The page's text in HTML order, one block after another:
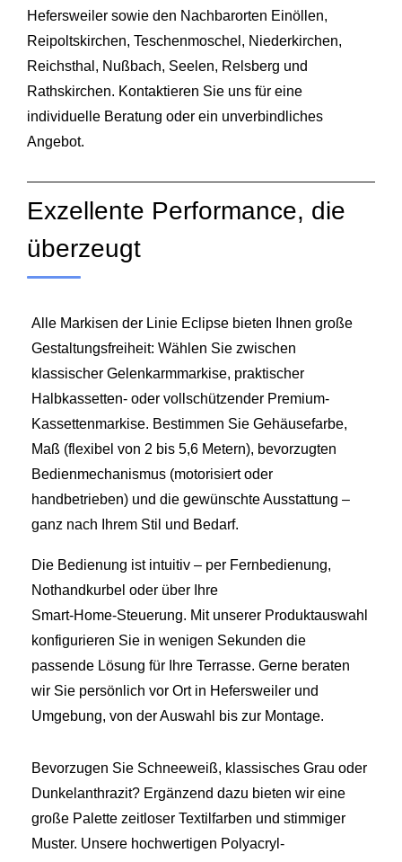
Hefersweiler sowie den Nachbarorten Einöllen,
Reipoltskirchen, Teschenmoschel, Niederkirchen,
Reichsthal, Nußbach, Seelen, Relsberg und
Rathskirchen. Kontaktieren Sie uns für eine
individuelle Beratung oder ein unverbindliches
Angebot.
Exzellente Performance, die
überzeugt
Alle Markisen der Linie Eclipse bieten Ihnen große
Gestaltungsfreiheit: Wählen Sie zwischen
klassischer Gelenkarmmarkise, praktischer
Halbkassetten- oder vollschützender Premium-
Kassettenmarkise. Bestimmen Sie Gehäusefarbe,
Maß (flexibel von 2 bis 5,6 Metern), bevorzugten
Bedienmechanismus (motorisiert oder
handbetrieben) und die gewünschte Ausstattung –
ganz nach Ihrem Stil und Bedarf.
Die Bedienung ist intuitiv – per Fernbedienung,
Nothandkurbel oder über Ihre
Smart‑Home‑Steuerung. Mit unserer Produktauswahl
konfigurieren Sie in wenigen Sekunden die
passende Lösung für Ihre Terrasse. Gerne beraten
wir Sie persönlich vor Ort in Hefersweiler und
Umgebung, von der Auswahl bis zur Montage.
Bevorzugen Sie Schneeweiß, klassisches Grau oder
Dunkelanthrazit? Ergänzend dazu bieten wir eine
große Palette zeitloser Textilfarben und stimmiger
Muster. Unsere hochwertigen Polyacryl-